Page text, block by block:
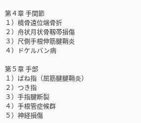
第４章 手関節
１）橈骨遠位端骨折
２）舟状月状骨靱帯損傷
３）尺側手根伸筋腱鞘炎
４）ドケルバン病
第５章 手部
１）ばね指（屈筋腱腱鞘炎）
２）つき指
３）手指腱断裂
４）手根管症候群
５）神経損傷